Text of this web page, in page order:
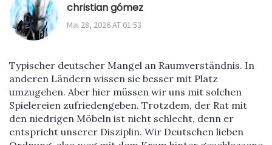
christian gómez
Mai 28, 2026 AT 01:53
Typischer deutscher Mangel an Raumverständnis. In
anderen Ländern wissen sie besser mit Platz
umzugehen. Aber hier müssen wir uns mit solchen
Spielereien zufriedengeben. Trotzdem, der Rat mit
den niedrigen Möbeln ist nicht schlecht, denn er
entspricht unserer Disziplin. Wir Deutschen lieben